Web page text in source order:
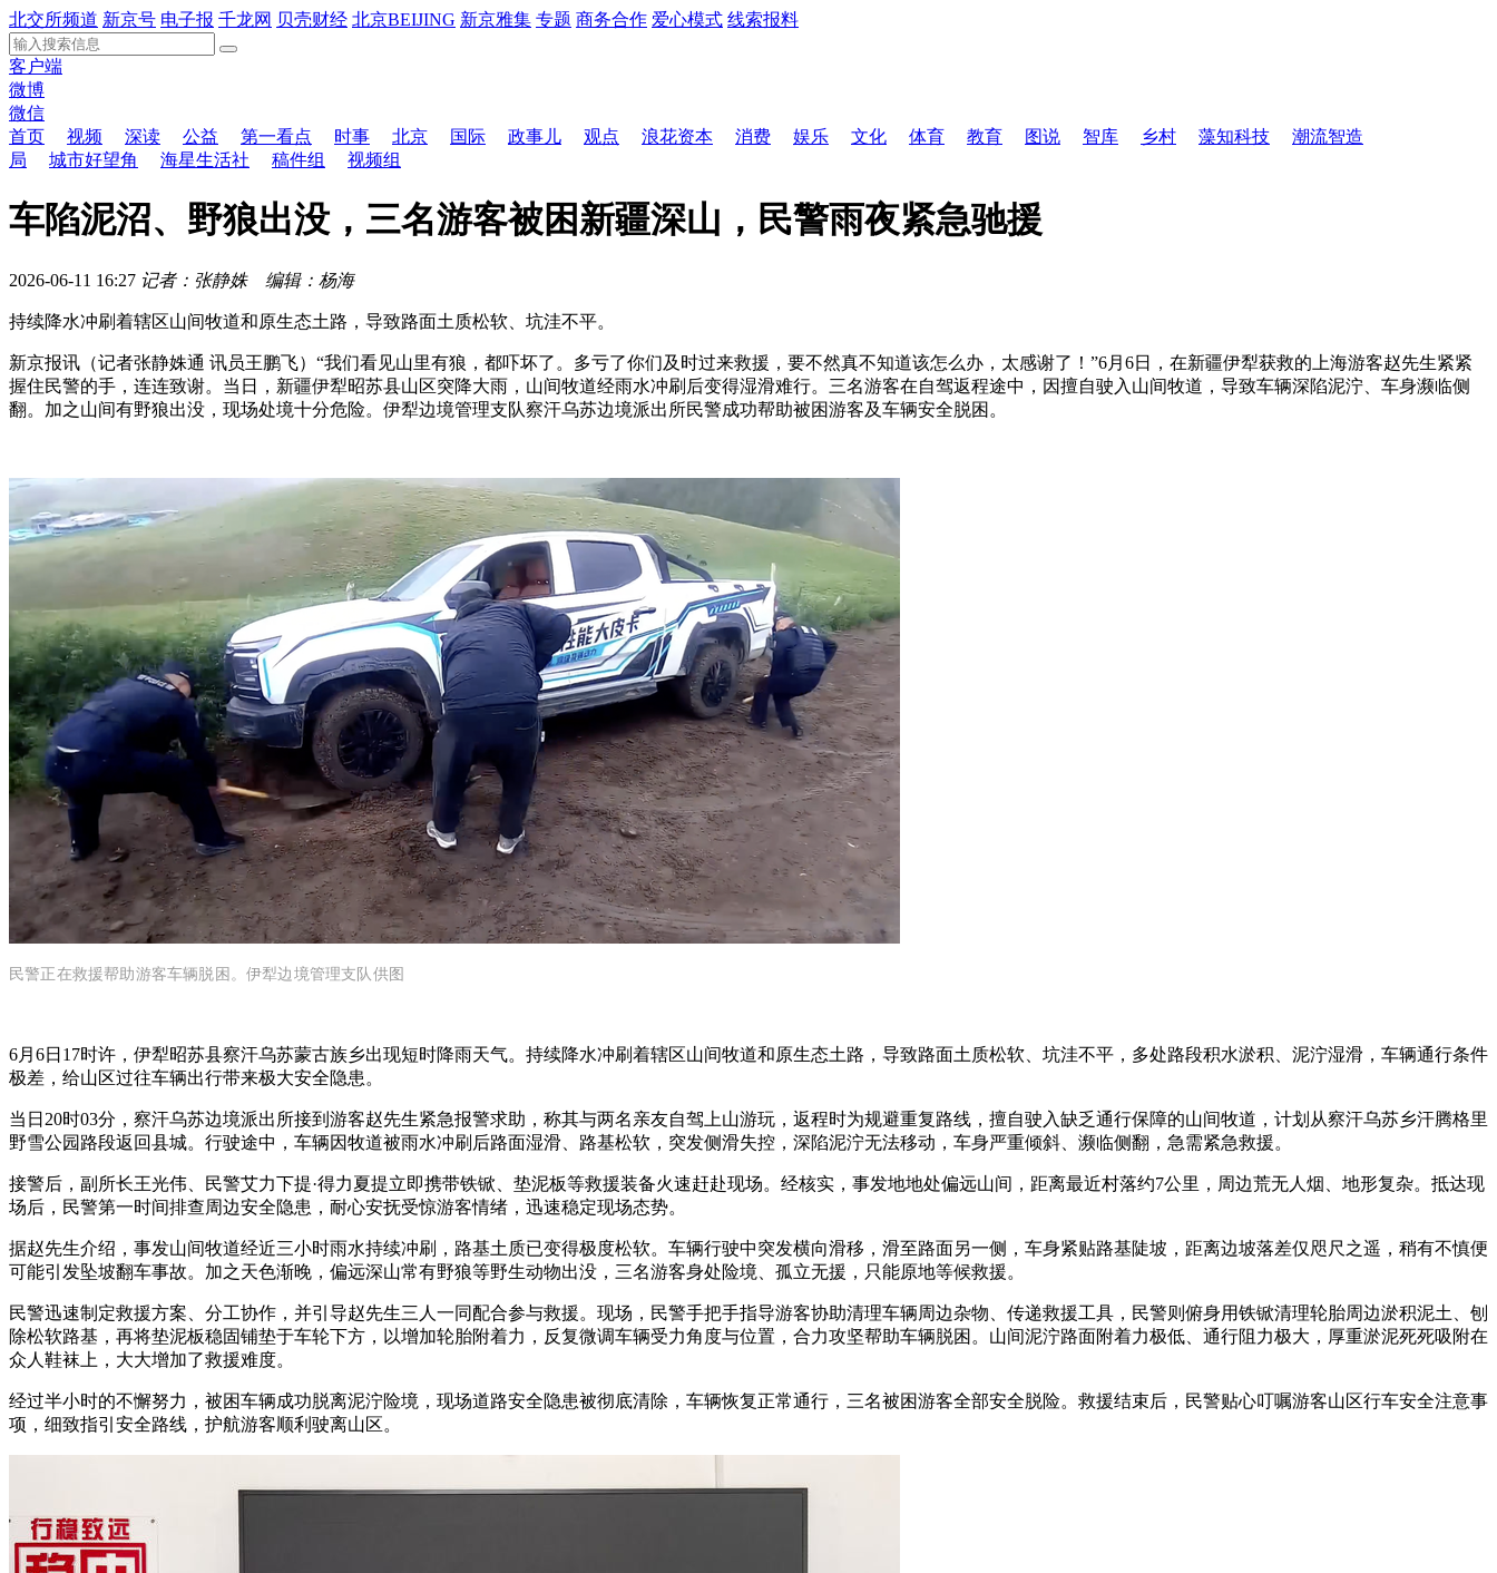
北交所频道 新京号 电子报 千龙网 贝壳财经 北京BEIJING 新京雅集 专题 商务合作 爱心模式 线索报料
客户端
微博
微信
首页
视频 深读 公益 第一看点 时事 北京 国际 政事儿 观点 浪花资本 消费 娱乐 文化 体育 教育 图说 智库 乡村 藻知科技
潮流智造
局
城市好望角 海星生活社 稿件组 视频组
车陷泥沼、野狼出没，三名游客被困新疆深山，民警雨夜紧急驰援
2026-06-11 16:27 记者：张静姝 编辑：杨海
持续降水冲刷着辖区山间牧道和原生态土路，导致路面土质松软、坑洼不平。
新京报讯（记者张静姝通 讯员王鹏飞）“我们看见山里有狼，都吓坏了。多亏了你们及时过来救援，要不然真不知道该怎么办，太感谢了！”6月6日，在新疆伊犁获救的上海游客赵先生紧紧
握住民警的手，连连致谢。当日，新疆伊犁昭苏县山区突降大雨，山间牧道经雨水冲刷后变得湿滑难行。三名游客在自驾返程途中，因擅自驶入山间牧道，导致车辆深陷泥泞、车身濒临侧
翻。加之山间有野狼出没，现场处境十分危险。伊犁边境管理支队察汗乌苏边境派出所民警成功帮助被困游客及车辆安全脱困。
民警正在救援帮助游客车辆脱困。伊犁边境管理支队供图
6月6日17时许，伊犁昭苏县察汗乌苏蒙古族乡出现短时降雨天气。持续降水冲刷着辖区山间牧道和原生态土路，导致路面土质松软、坑洼不平，多处路段积水淤积、泥泞湿滑，车辆通行条件
极差，给山区过往车辆出行带来极大安全隐患。
当日20时03分，察汗乌苏边境派出所接到游客赵先生紧急报警求助，称其与两名亲友自驾上山游玩，返程时为规避重复路线，擅自驶入缺乏通行保障的山间牧道，计划从察汗乌苏乡汗腾格里
野雪公园路段返回县城。行驶途中，车辆因牧道被雨水冲刷后路面湿滑、路基松软，突发侧滑失控，深陷泥泞无法移动，车身严重倾斜、濒临侧翻，急需紧急救援。
接警后，副所长王光伟、民警艾力下提·得力夏提立即携带铁锨、垫泥板等救援装备火速赶赴现场。经核实，事发地地处偏远山间，距离最近村落约7公里，周边荒无人烟、地形复杂。抵达现
场后，民警第一时间排查周边安全隐患，耐心安抚受惊游客情绪，迅速稳定现场态势。
据赵先生介绍，事发山间牧道经近三小时雨水持续冲刷，路基土质已变得极度松软。车辆行驶中突发横向滑移，滑至路面另一侧，车身紧贴路基陡坡，距离边坡落差仅咫尺之遥，稍有不慎便
可能引发坠坡翻车事故。加之天色渐晚，偏远深山常有野狼等野生动物出没，三名游客身处险境、孤立无援，只能原地等候救援。
民警迅速制定救援方案、分工协作，并引导赵先生三人一同配合参与救援。现场，民警手把手指导游客协助清理车辆周边杂物、传递救援工具，民警则俯身用铁锨清理轮胎周边淤积泥土、刨
除松软路基，再将垫泥板稳固铺垫于车轮下方，以增加轮胎附着力，反复微调车辆受力角度与位置，合力攻坚帮助车辆脱困。山间泥泞路面附着力极低、通行阻力极大，厚重淤泥死死吸附在
众人鞋袜上，大大增加了救援难度。
经过半小时的不懈努力，被困车辆成功脱离泥泞险境，现场道路安全隐患被彻底清除，车辆恢复正常通行，三名被困游客全部安全脱险。救援结束后，民警贴心叮嘱游客山区行车安全注意事
项，细致指引安全路线，护航游客顺利驶离山区。